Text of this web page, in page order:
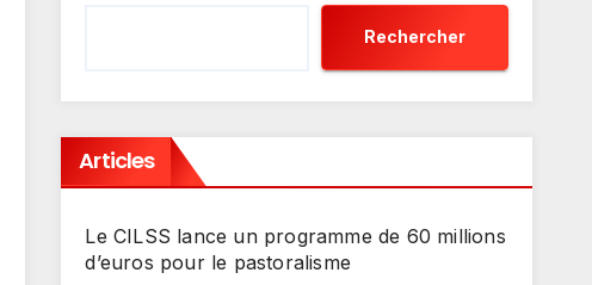
Rechercher
Articles
Le CILSS lance un programme de 60 millions
d’euros pour le pastoralisme